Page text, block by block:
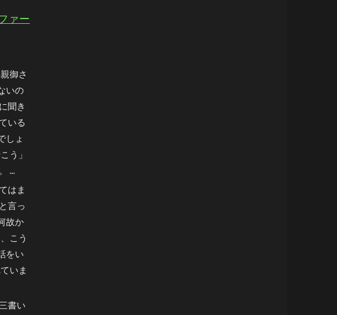
ァー
御さ
いの
聞き
いる
しょ
う」
...
はま
言っ
故か
こう
をい
いま
書い